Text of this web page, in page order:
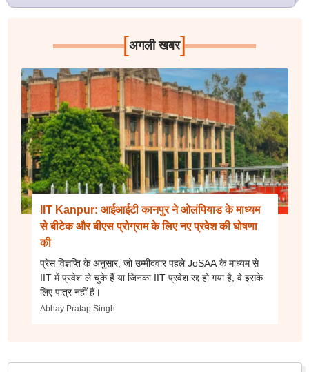
[अगली खबर]
IIT Kanpur: आईआईटी कानपुर ने ओलंपियाड के माध्यम
से बीटेक और बीएस प्रोग्राम के लिए नए प्रवेश की घोषणा
की
प्रेस विज्ञप्ति के अनुसार, जो उम्मीदवार पहले JoSAA के माध्यम से
IIT में प्रवेश ले चुके हैं या जिनका IIT प्रवेश रद्द हो गया है, वे इसके
लिए पात्र नहीं हैं।
Abhay Pratap Singh